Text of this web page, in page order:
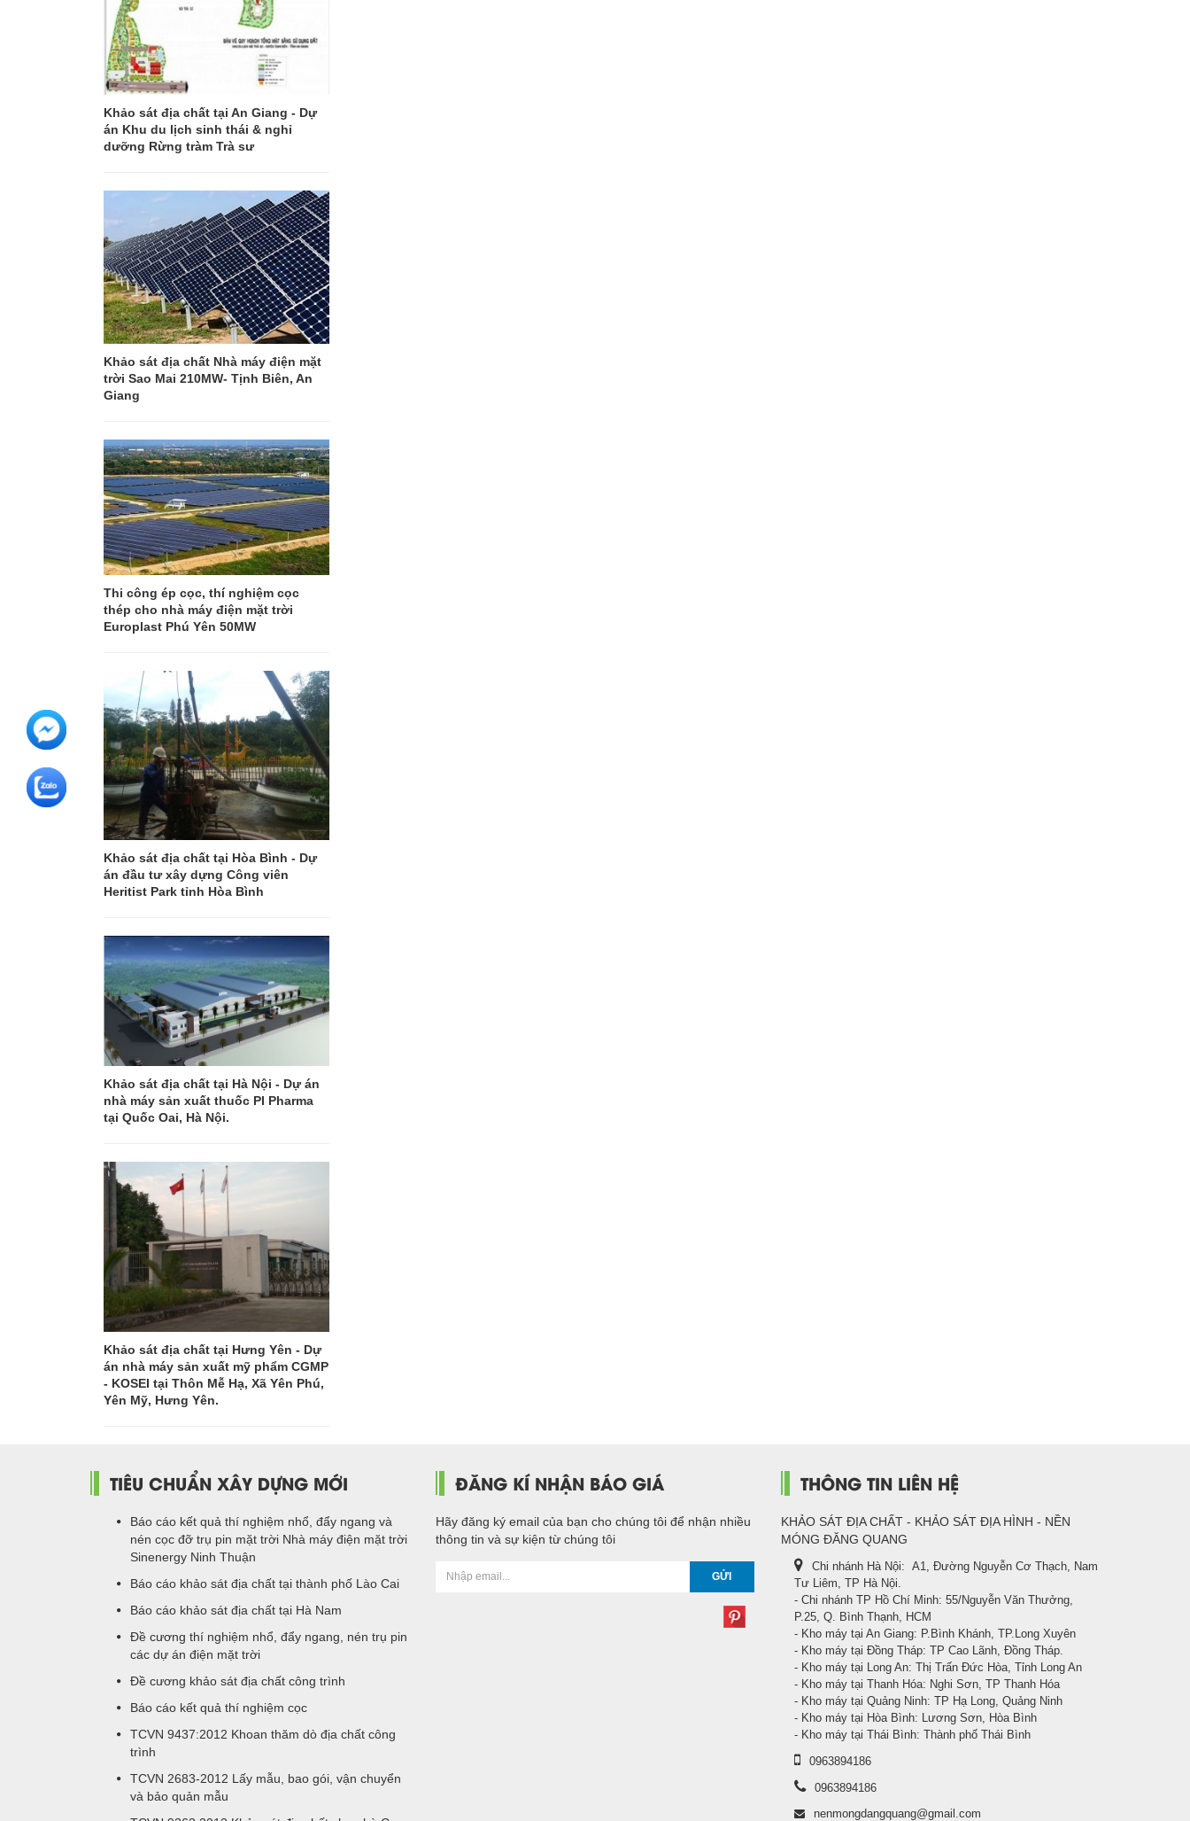
Khảo sát địa chất tại An Giang - Dự
án Khu du lịch sinh thái & nghỉ
dưỡng Rừng tràm Trà sư
Khảo sát địa chất Nhà máy điện mặt
trời Sao Mai 210MW- Tịnh Biên, An
Giang
Thi công ép cọc, thí nghiệm cọc
thép cho nhà máy điện mặt trời
Europlast Phú Yên 50MW
Khảo sát địa chất tại Hòa Bình - Dự
án đầu tư xây dựng Công viên
Heritist Park tỉnh Hòa Bình
Khảo sát địa chất tại Hà Nội - Dự án
nhà máy sản xuất thuốc PI Pharma
tại Quốc Oai, Hà Nội.
Khảo sát địa chất tại Hưng Yên - Dự
án nhà máy sản xuất mỹ phẩm CGMP
- KOSEI tại Thôn Mễ Hạ, Xã Yên Phú,
Yên Mỹ, Hưng Yên.
TIÊU CHUẨN XÂY DỰNG MỚI
Báo cáo kết quả thí nghiệm nhổ, đẩy ngang và
nén cọc đỡ trụ pin mặt trời Nhà máy điện mặt trời
Sinenergy Ninh Thuận
Báo cáo khảo sát địa chất tại thành phố Lào Cai
Báo cáo khảo sát địa chất tại Hà Nam
Đề cương thí nghiệm nhổ, đẩy ngang, nén trụ pin
các dự án điện mặt trời
Đề cương khảo sát địa chất công trình
Báo cáo kết quả thí nghiệm cọc
TCVN 9437:2012 Khoan thăm dò địa chất công
trình
TCVN 2683-2012 Lấy mẫu, bao gói, vận chuyển
và bảo quản mẫu
ĐĂNG KÍ NHẬN BÁO GIÁ
Hãy đăng ký email của bạn cho chúng tôi để nhận nhiều
thông tin và sự kiện từ chúng tôi
GỬI
THÔNG TIN LIÊN HỆ
KHẢO SÁT ĐỊA CHẤT - KHẢO SÁT ĐỊA HÌNH - NỀN
MÓNG ĐĂNG QUANG
Chi nhánh Hà Nội: A1, Đường Nguyễn Cơ Thạch, Nam
Tư Liêm, TP Hà Nội.
- Chi nhánh TP Hồ Chí Minh: 55/Nguyễn Văn Thưởng,
P.25, Q. Bình Thạnh, HCM
- Kho máy tại An Giang: P.Bình Khánh, TP.Long Xuyên
- Kho máy tại Đồng Tháp: TP Cao Lãnh, Đồng Tháp.
- Kho máy tại Long An: Thị Trấn Đức Hòa, Tỉnh Long An
- Kho máy tại Thanh Hóa: Nghi Sơn, TP Thanh Hóa
- Kho máy tại Quảng Ninh: TP Hạ Long, Quảng Ninh
- Kho máy tại Hòa Bình: Lương Sơn, Hòa Bình
- Kho máy tại Thái Bình: Thành phố Thái Bình
0963894186
0963894186
nenmongdangquang@gmail.com